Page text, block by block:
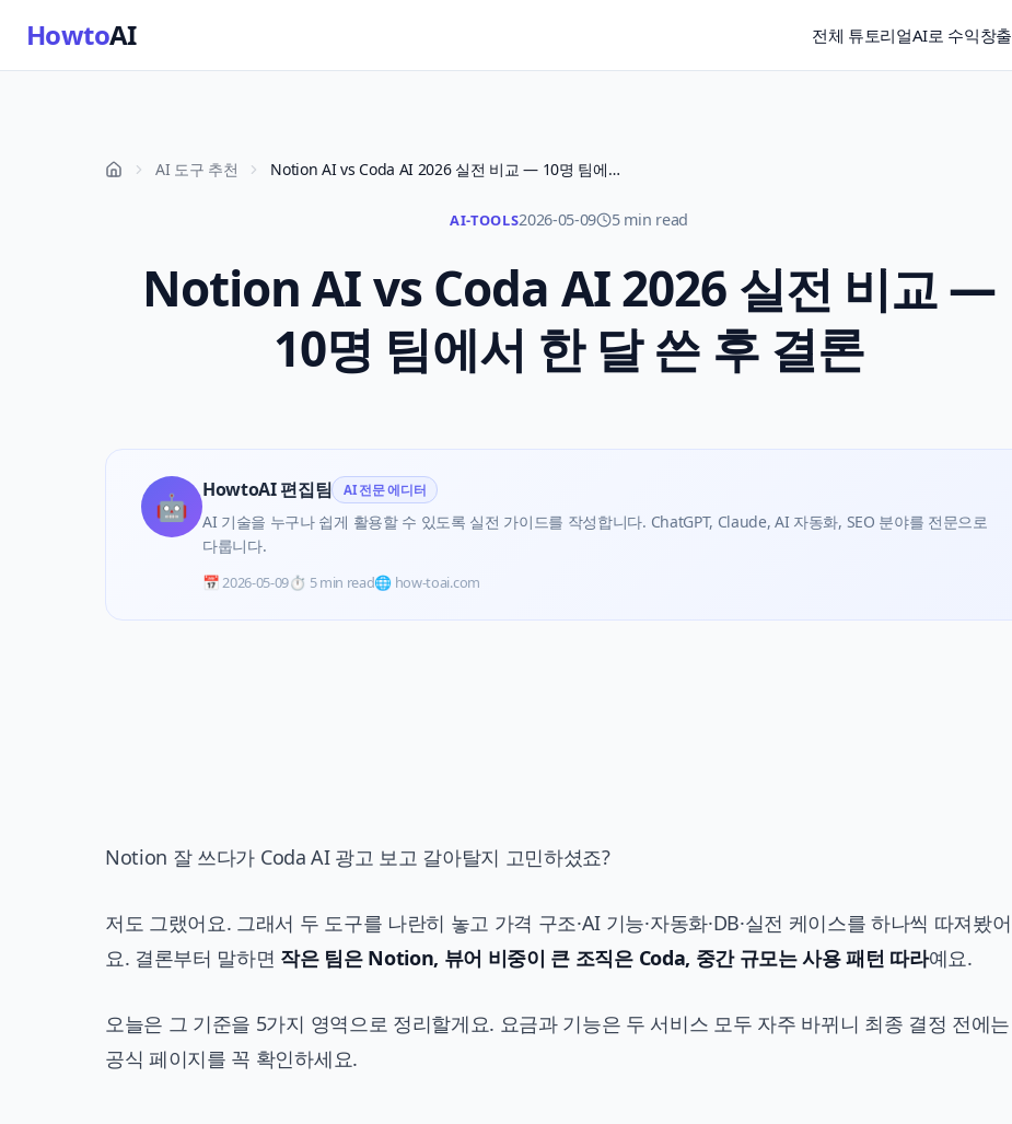
HowtoAI 전체 튜토리얼AI로 수익창출
AI 도구 추천 Notion AI vs Coda AI 2026 실전 비교 — 10명 팀에서 한 달 쓴 후 결론
AI-TOOLS2026-05-09 5 min read
Notion AI vs Coda AI 2026 실전 비교 —
10명 팀에서 한 달 쓴 후 결론
🤖 HowtoAI 편집팀 AI 전문 에디터
AI 기술을 누구나 쉽게 활용할 수 있도록 실전 가이드를 작성합니다. ChatGPT, Claude, AI 자동화, SEO 분야를 전문으로
다룹니다.
📅2026-05-09⏱️ 5 min read🌐 how-toai.com
Notion 잘 쓰다가 Coda AI 광고 보고 갈아탈지 고민하셨죠?
저도 그랬어요. 그래서 두 도구를 나란히 놓고 가격 구조·AI 기능·자동화·DB·실전 케이스를 하나씩 따져봤어
요. 결론부터 말하면 작은 팀은 Notion, 뷰어 비중이 큰 조직은 Coda, 중간 규모는 사용 패턴 따라예요.
오늘은 그 기준을 5가지 영역으로 정리할게요. 요금과 기능은 두 서비스 모두 자주 바뀌니 최종 결정 전에는
공식 페이지를 꼭 확인하세요.